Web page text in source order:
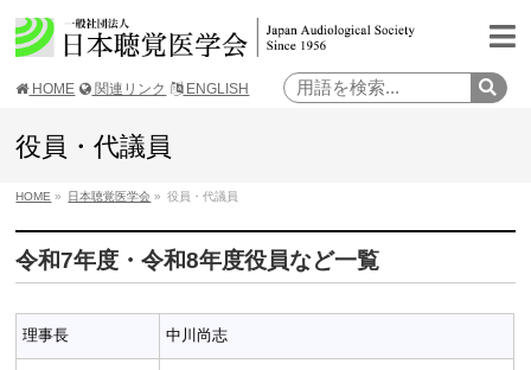
HOME 関連リンク ENGLISH
役員・代議員
HOME » 日本聴覚医学会 » 役員・代議員
令和7年度・令和8年度役員など一覧
理事長 中川尚志